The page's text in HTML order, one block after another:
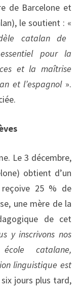
de Barcelone et
le soutient : «
catalan de
pour la
et la maîtrise
et l’espagnol».
Le 3 décembre,
obtient d’un
25 % de
une mère de la
de cet
y inscrivons nos
catalane,
linguistique est
jours plus tard,